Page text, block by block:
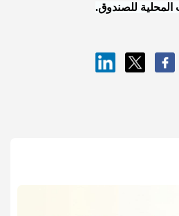
المحلية للصندوق.